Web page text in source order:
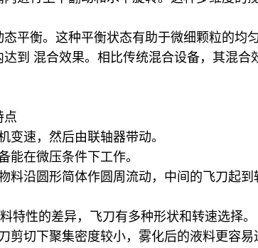
平衡。这种平衡状态有助于微细颗粒的均
到 混合效果。相比传统混合设备，其混合
点
速，然后由联轴器带动。
能在微压条件下工作。
沿圆形简体作圆周流动，中间的飞刀起
特性的差异，飞刀有多种形状和转速选择。
切下聚集密度较小，雾化后的液料更容易